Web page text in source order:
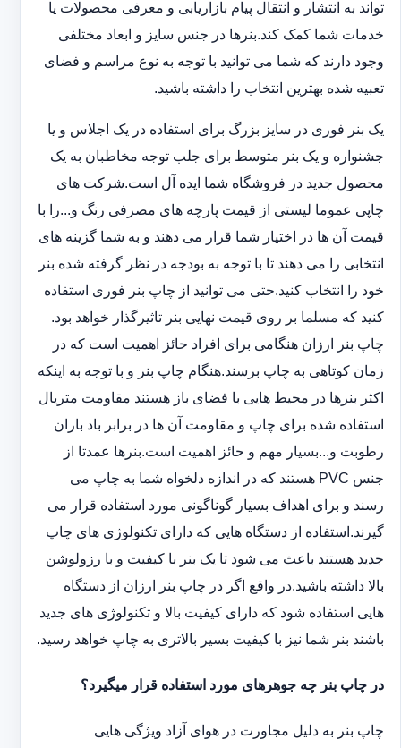
تواند به انتشار و انتقال پیام بازاریابی و معرفی محصولات یا
خدمات شما کمک کند.بنرها در جنس سایز و ابعاد مختلفی
وجود دارند که شما می توانید با توجه به نوع مراسم و فضای
تعبیه شده بهترین انتخاب را داشته باشید.
یک بنر فوری در سایز بزرگ برای استفاده در یک اجلاس و یا
جشنواره و یک بنر متوسط برای جلب توجه مخاطبان به یک
محصول جدید در فروشگاه شما ایده آل است.شرکت های
چاپی عموما لیستی از قیمت پارچه های مصرفی رنگ و...را با
قیمت آن ها در اختیار شما قرار می دهند و به شما گزینه های
انتخابی را می دهند تا با توجه به بودجه در نظر گرفته شده بنر
خود را انتخاب کنید.حتی می توانید از چاپ بنر فوری استفاده
کنید که مسلما بر روی قیمت نهایی بنر تاثیرگذار خواهد بود.
چاپ بنر ارزان هنگامی برای افراد حائز اهمیت است که در
زمان کوتاهی به چاپ برسند.هنگام چاپ بنر و با توجه به اینکه
اکثر بنرها در محیط هایی با فضای باز هستند مقاومت متریال
استفاده شده برای چاپ و مقاومت آن ها در برابر باد باران
رطوبت و...بسیار مهم و حائز اهمیت است.بنرها عمدتا از
جنس PVC هستند که در اندازه دلخواه شما به چاپ می
رسند و برای اهداف بسیار گوناگونی مورد استفاده قرار می
گیرند.استفاده از دستگاه هایی که دارای تکنولوژی های چاپ
جدید هستند باعث می شود تا یک بنر با کیفیت و با رزولوشن
بالا داشته باشید.در واقع اگر در چاپ بنر ارزان از دستگاه
هایی استفاده شود که دارای کیفیت بالا و تکنولوژی های جدید
باشند بنر شما نیز با کیفیت بسیر بالاتری به چاپ خواهد رسید.
در چاپ بنر چه جوهرهای مورد استفاده قرار میگیرد؟
چاپ بنر به دلیل مجاورت در هوای آزاد ویژگی هایی